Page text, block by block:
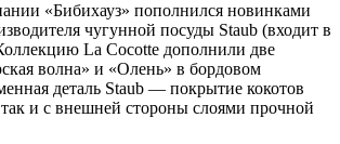
«Бибихауз» пополнился новинками
чугунной посуды Staub (входит в
La Cocotte дополнили две
волна» и «Олень» в бордовом
деталь Staub — покрытие кокотов
и с внешней стороны слоями прочной